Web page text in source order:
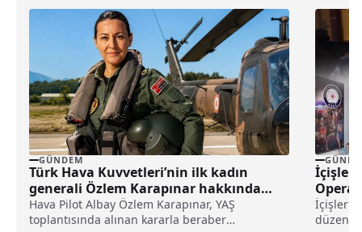
GÜNDEM
Türk Hava Kuvvetleri’nin ilk kadın
generali Özlem Karapınar hakkında
dikkat çeken detay ortaya çıktı
Hava Pilot Albay Özlem Karapınar, YAŞ
toplantısında alınan kararla beraber
İçişleri
İçişleri